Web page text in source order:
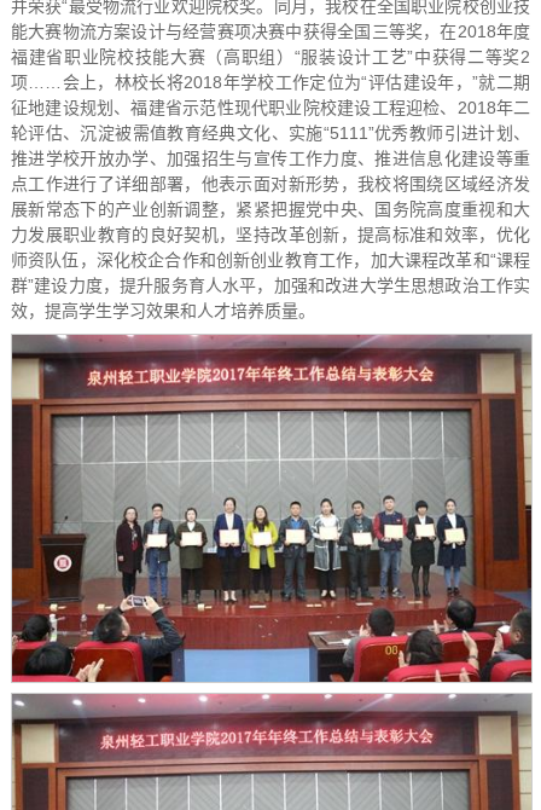
并荣获“最受物流行业欢迎院校奖。同月，我校在全国职业院校创业技
能大赛物流方案设计与经营赛项决赛中获得全国三等奖，在2018年度
福建省职业院校技能大赛（高职组）“服装设计工艺”中获得二等奖2
项……会上，林校长将2018年学校工作定位为“评估建设年，”就二期
征地建设规划、福建省示范性现代职业院校建设工程迎检、2018年二
轮评估、沉淀被需值教育经典文化、实施“5111”优秀教师引进计划、
推进学校开放办学、加强招生与宣传工作力度、推进信息化建设等重
点工作进行了详细部署，他表示面对新形势，我校将围绕区域经济发
展新常态下的产业创新调整，紧紧把握党中央、国务院高度重视和大
力发展职业教育的良好契机，坚持改革创新，提高标准和效率，优化
师资队伍，深化校企合作和创新创业教育工作，加大课程改革和“课程
群”建设力度，提升服务育人水平，加强和改进大学生思想政治工作实
效，提高学生学习效果和人才培养质量。